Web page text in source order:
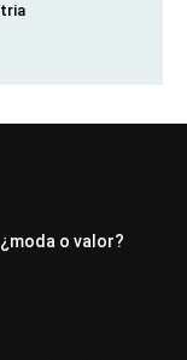
o valor?